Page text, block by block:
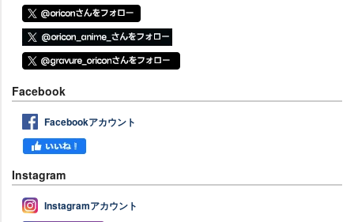
Facebook
Facebookアカウント
Instagram
Instagramアカウント